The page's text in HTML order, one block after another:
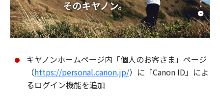
キヤノンホームページ内「個人のお客さま」ページ
（https://personal.canon.jp/）に「Canon ID」によ
るログイン機能を追加